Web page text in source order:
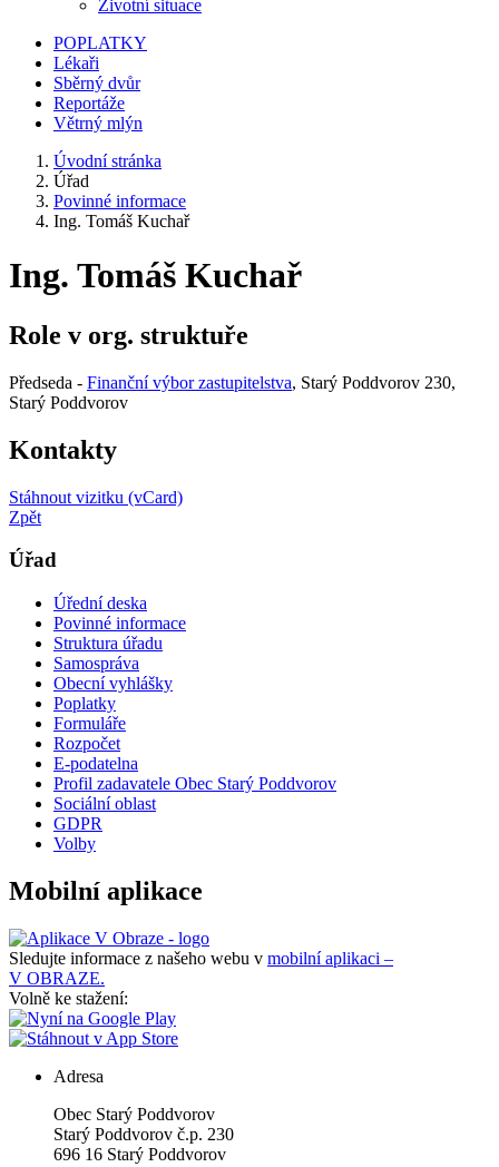
Životní situace
POPLATKY
Lékaři
Sběrný dvůr
Reportáže
Větrný mlýn
Úvodní stránka
Úřad
Povinné informace
Ing. Tomáš Kuchař
Ing. Tomáš Kuchař
Role v org. struktuře
Předseda - Finanční výbor zastupitelstva, Starý Poddvorov 230,
Starý Poddvorov
Kontakty
Stáhnout vizitku (vCard)
Zpět
Úřad
Úřední deska
Povinné informace
Struktura úřadu
Samospráva
Obecní vyhlášky
Poplatky
Formuláře
Rozpočet
E-podatelna
Profil zadavatele Obec Starý Poddvorov
Sociální oblast
GDPR
Volby
Mobilní aplikace
Sledujte informace z našeho webu v mobilní aplikaci –
V OBRAZE.
Volně ke stažení:
Adresa
Obec Starý Poddvorov
Starý Poddvorov č.p. 230
696 16 Starý Poddvorov